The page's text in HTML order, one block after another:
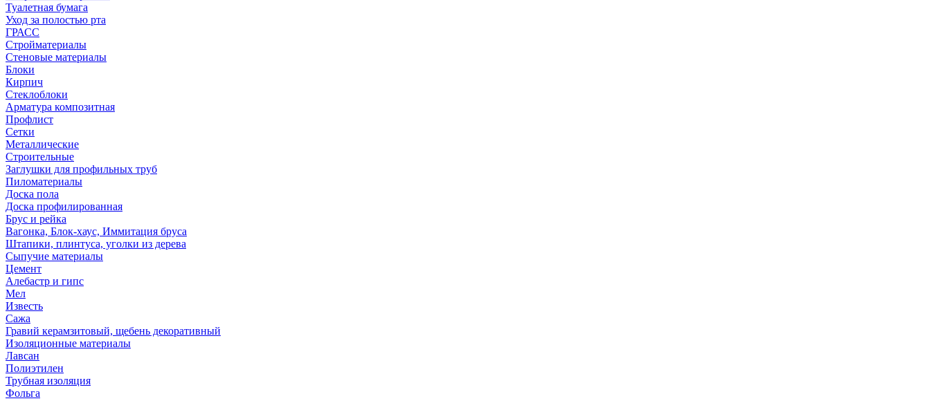
Туалетная бумага
Уход за полостью рта
ГРАСС
Стройматериалы
Стеновые материалы
Блоки
Кирпич
Стеклоблоки
Арматура композитная
Профлист
Сетки
Металлические
Строительные
Заглушки для профильных труб
Пиломатериалы
Доска пола
Доска профилированная
Брус и рейка
Вагонка, Блок-хаус, Иммитация бруса
Штапики, плинтуса, уголки из дерева
Сыпучие материалы
Цемент
Алебастр и гипс
Мел
Известь
Сажа
Гравий керамзитовый, щебень декоративный
Изоляционные материалы
Лавсан
Полиэтилен
Трубная изоляция
Фольга